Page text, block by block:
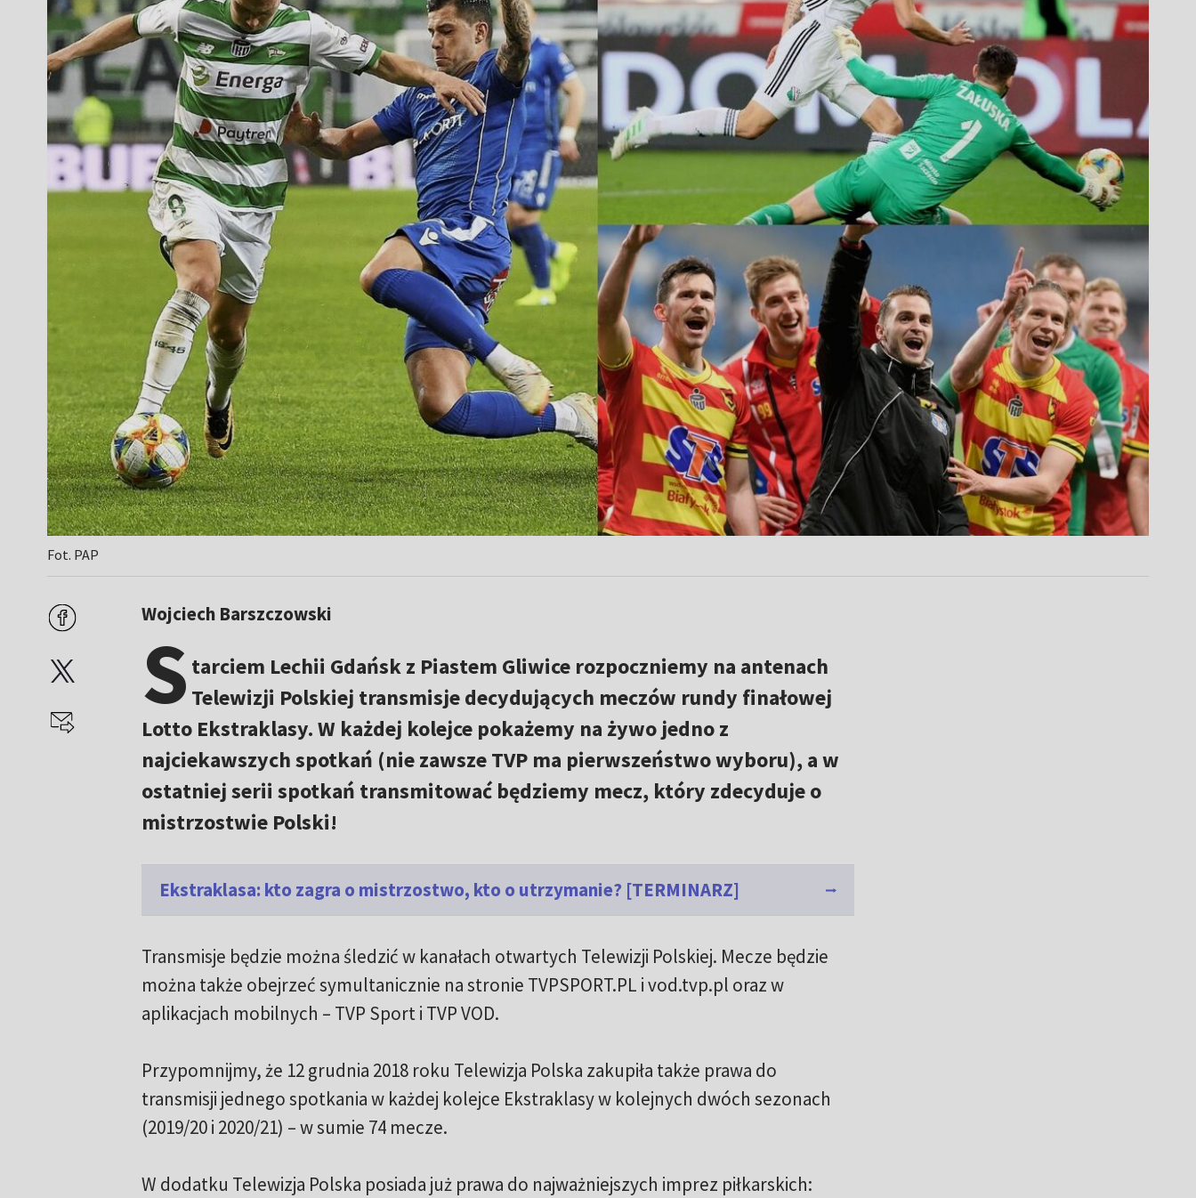
Fot. PAP
Wojciech Barszczowski
S tarciem Lechii Gdańsk z Piastem Gliwice rozpoczniemy na antenach
Telewizji Polskiej transmisje decydujących meczów rundy finałowej
Lotto Ekstraklasy. W każdej kolejce pokażemy na żywo jedno z
najciekawszych spotkań (nie zawsze TVP ma pierwszeństwo wyboru), a w
ostatniej serii spotkań transmitować będziemy mecz, który zdecyduje o
mistrzostwie Polski!
Ekstraklasa: kto zagra o mistrzostwo, kto o utrzymanie? [TERMINARZ]
Transmisje będzie można śledzić w kanałach otwartych Telewizji Polskiej. Mecze będzie
można także obejrzeć symultanicznie na stronie TVPSPORT.PL i vod.tvp.pl oraz w
aplikacjach mobilnych – TVP Sport i TVP VOD.
Przypomnijmy, że 12 grudnia 2018 roku Telewizja Polska zakupiła także prawa do
transmisji jednego spotkania w każdej kolejce Ekstraklasy w kolejnych dwóch sezonach
(2019/20 i 2020/21) – w sumie 74 mecze.
W dodatku Telewizja Polska posiada już prawa do najważniejszych imprez piłkarskich: